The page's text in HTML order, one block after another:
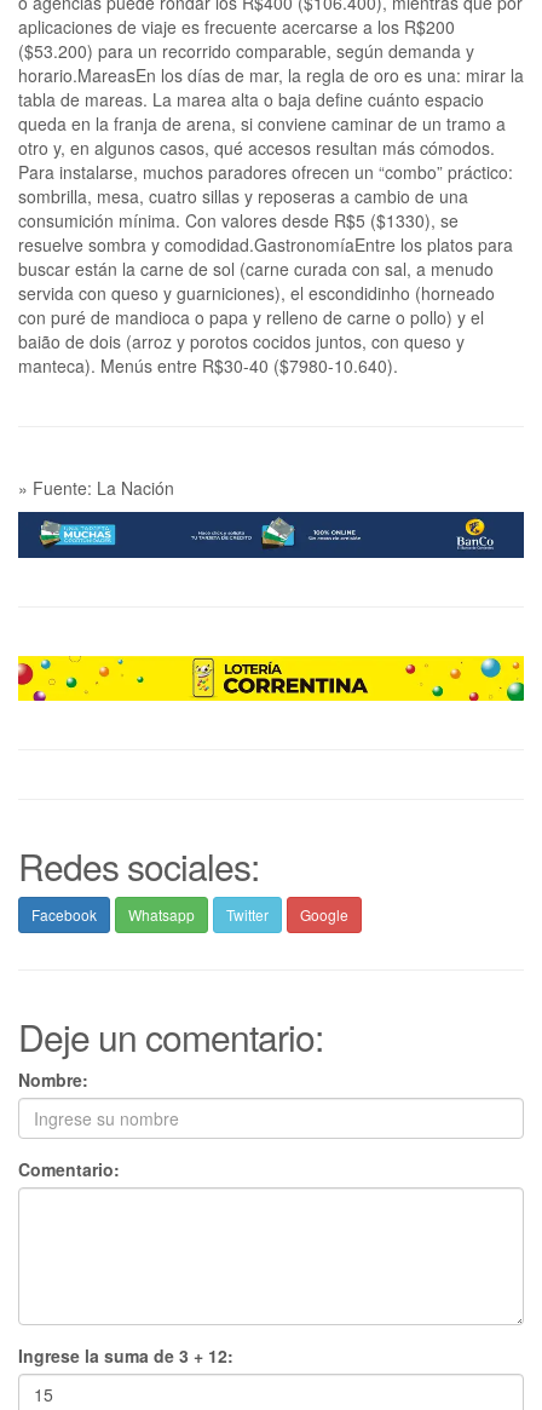
» Fuente: La Nación
Redes sociales:
Facebook Whatsapp Twitter Google
Deje un comentario:
Nombre:
Comentario:
Ingrese la suma de 3 + 12: